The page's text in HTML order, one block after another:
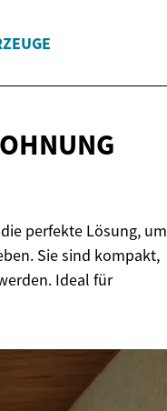
perfekte Lösung, um
Sie sind kompakt,
Ideal für